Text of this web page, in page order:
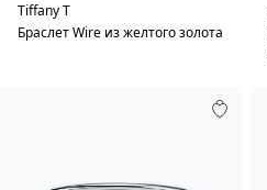
Tiffany T
Браслет Wire из желтого золота